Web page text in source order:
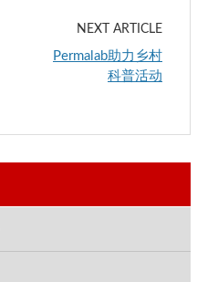
NEXT ARTICLE
Permalab助力乡村
科普活动